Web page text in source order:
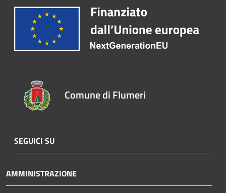
Comune di Flumeri
SEGUICI SU
AMMINISTRAZIONE